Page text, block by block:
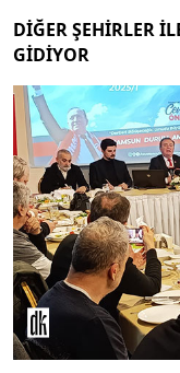
DİĞER ŞEHİRLER
GİDİYOR